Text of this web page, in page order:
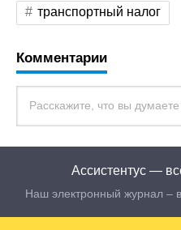
транспортный налог
Комментарии
Ассистентус —
Наш электронный журнал –